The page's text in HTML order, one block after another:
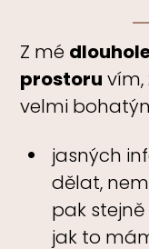
Z mé
prostoru vím,
velmi
jasných
dělat,
pak
jak to